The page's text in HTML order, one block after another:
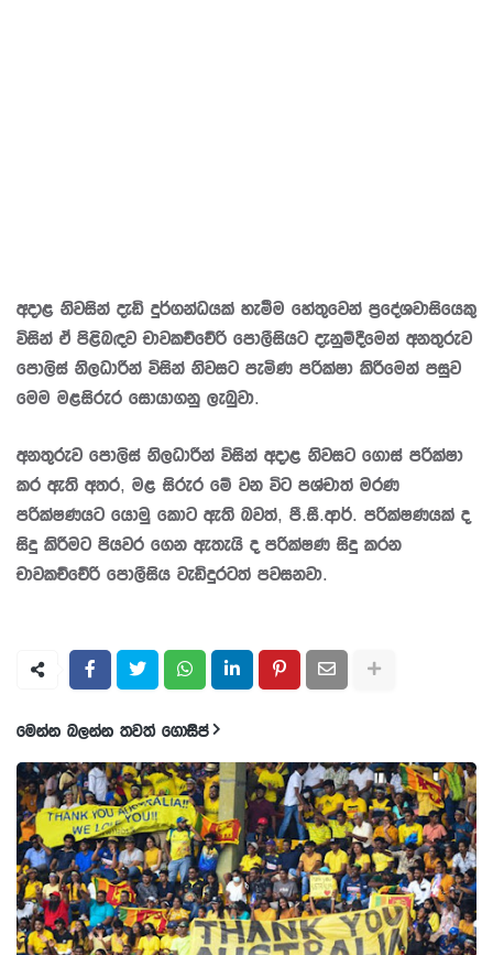
අදාළ නිවසින් දැඩි දුර්ගන්ධයක් හැමීම හේතුවෙන් ප්‍රදේශවාසියෙකු
විසින් ඒ පිළිබඳව චාවකච්චේරි පොලීසියට දැනුම්දීමෙන් අනතුරුව
පොලිස් නිලධාරීන් විසින් නිවසට පැමිණ පරික්ෂා කිරීමෙන් පසුව
මෙම මළසිරුර සොයාගනු ලැබුවා.
අනතුරුව පොලිස් නිලධාරීන් විසින් අදාළ නිවසට ගොස් පරික්ෂා
කර ඇති අතර, මළ සිරුර මේ වන විට පශ්චාත් මරණ
පරික්ෂණයට යොමු කොට ඇති බවත්, පී.සී.ආර්. පරික්ෂණයක් ද
සිදු කිරීමට පියවර ගෙන ඇතැයි ද පරික්ෂණ සිදු කරන
චාවකච්චේරි පොලීසිය වැඩිදුරටත් පවසනවා.
මෙන්න බලන්න තවත් ගොසිප්